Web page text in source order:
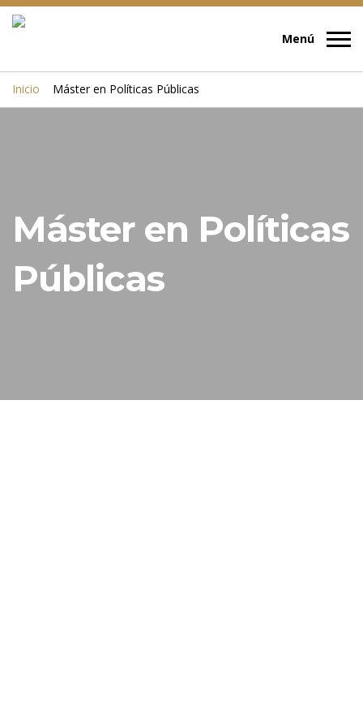
Inicio Máster en Políticas Públicas
Máster en Políticas
Públicas